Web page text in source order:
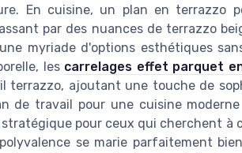
En cuisine, un plan en terrazzo
par des nuances de terrazzo
myriade d'options esthétiques
les carrelages effet parquet
terrazzo, ajoutant une touche de
de travail pour une cuisine
pour ceux qui cherchent
se marie parfaitement